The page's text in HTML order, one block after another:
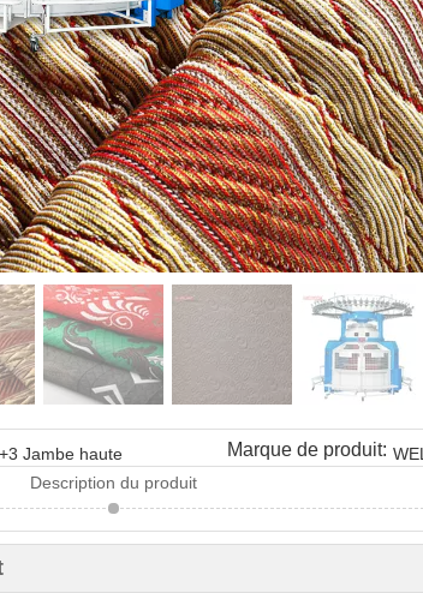
Jambe haute Marque de produit:
Description du produit